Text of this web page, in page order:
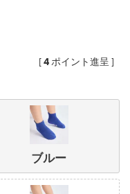
[4ポイント進呈 ]
ブルー